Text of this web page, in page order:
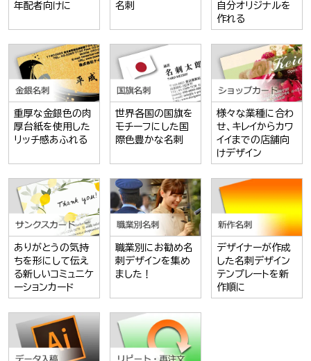
年配者向けに
名刺
自分オリジナルを
作れる
重厚な金銀色の肉
厚台紙を使用した
リッチ感あふれる
世界各国の国旗を
モチーフにした国
際色豊かな名刺
様々な業種に合わ
せ、キレイからカワ
イイまでの店舗向
けデザイン
ありがとうの気持
ちを形にして伝え
る新しいコミュニケ
ーションカード
職業別にお勧め名
刺デザインを集め
ました！
デザイナーが作成
した名刺デザイン
テンプレートを新
作順に